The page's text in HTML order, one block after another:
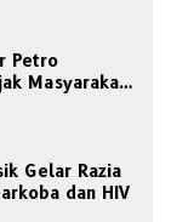
Petro
Masyarakat
Gelar Razia
dan HIV